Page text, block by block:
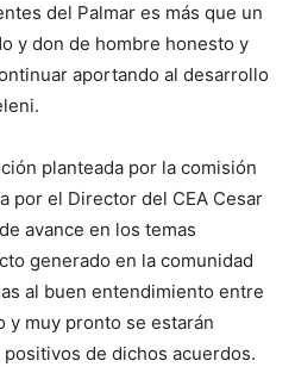
del Palmar es más que un
y don de hombre honesto y
aportando al desarrollo
planteada por la comisión
por el Director del CEA Cesar
avance en los temas
generado en la comunidad
al buen entendimiento entre
y muy pronto se estarán
de dichos acuerdos.